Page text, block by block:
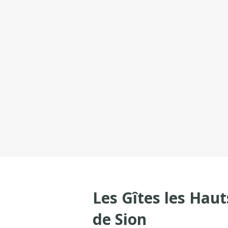
Les Gîtes les
de Sion